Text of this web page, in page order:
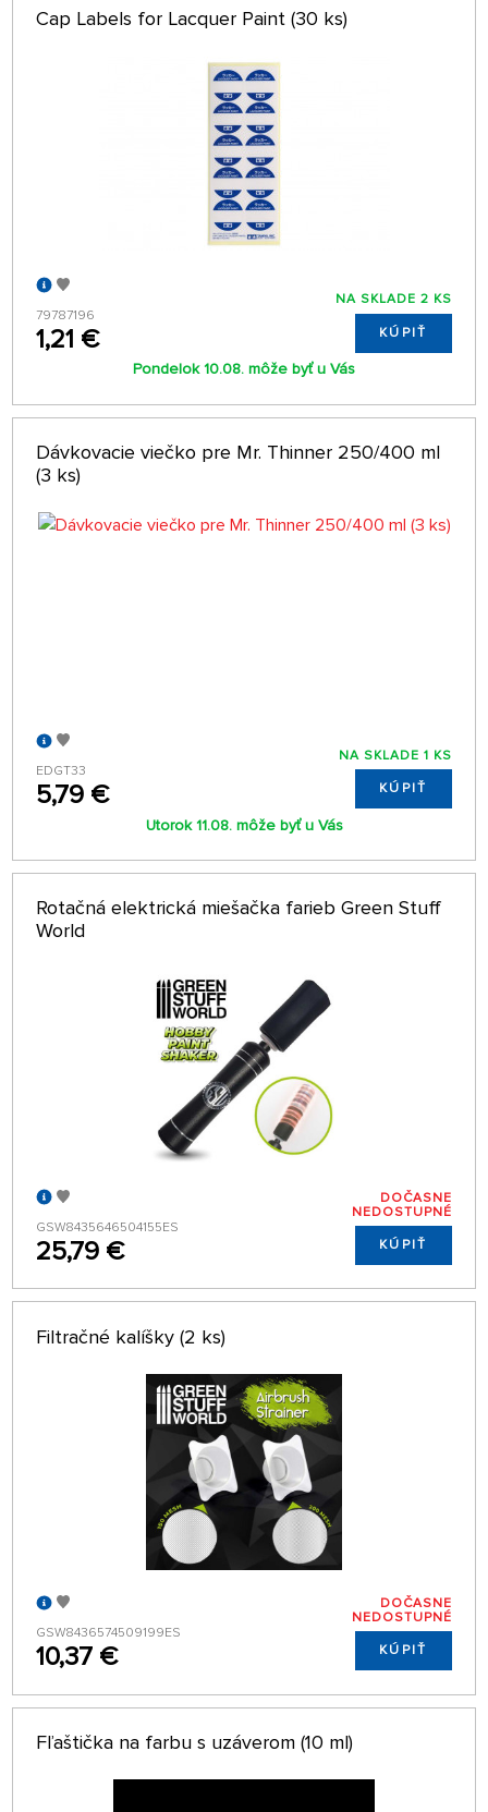
Cap Labels for Lacquer Paint (30 ks)
79787196
1,21 €
NA SKLADE 2 KS
KÚPIŤ
Pondelok 10.08. môže byť u Vás
Dávkovacie viečko pre Mr. Thinner 250/400 ml
(3 ks)
EDGT33
5,79 €
NA SKLADE 1 KS
KÚPIŤ
Utorok 11.08. môže byť u Vás
Rotačná elektrická miešačka farieb Green Stuff
World
GSW8435646504155ES
25,79 €
DOČASNE
NEDOSTUPNÉ
KÚPIŤ
Filtračné kalíšky (2 ks)
GSW8436574509199ES
10,37 €
DOČASNE
NEDOSTUPNÉ
KÚPIŤ
Fľaštička na farbu s uzáverom (10 ml)